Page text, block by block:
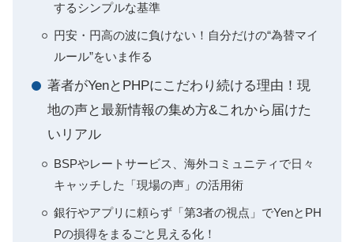
するシンプルな基準
円安・円高の波に負けない！自分だけの“為替マイ
ルール”をいま作る
著者がYenとPHPにこだわり続ける理由！現
地の声と最新情報の集め方&これから届けた
いリアル
BSPやレートサービス、海外コミュニティで日々
キャッチした「現場の声」の活用術
銀行やアプリに頼らず「第3者の視点」でYenとPH
Pの損得をまるごと見える化！